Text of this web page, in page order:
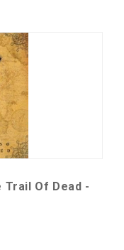
Trail Of Dead -